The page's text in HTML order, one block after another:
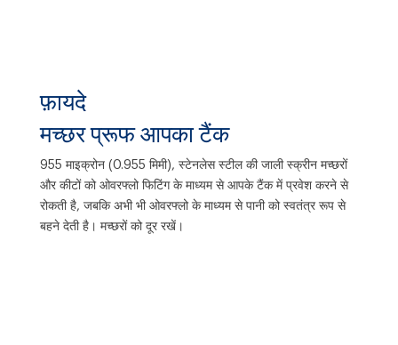
फ़ायदे
मच्छर प्रूफ आपका टैंक
955 माइक्रोन (0.955 मिमी), स्टेनलेस स्टील की जाली स्क्रीन मच्छरों
और कीटों को ओवरफ्लो फिटिंग के माध्यम से आपके टैंक में प्रवेश करने से
रोकती है, जबकि अभी भी ओवरफ्लो के माध्यम से पानी को स्वतंत्र रूप से
बहने देती है। मच्छरों को दूर रखें।